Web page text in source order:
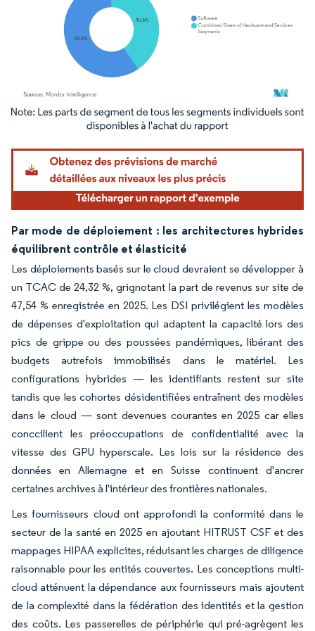
Image © Mordor Intelligence. La réutilisation nécessite une attribution sous CC BY
Par mode de déploiement : les architectures hybrides
équilibrent contrôle et élasticité
Les déploiements basés sur le cloud devraient se développer à
un TCAC de 24,32 %, grignotant la part de revenus sur site de
47,54 % enregistrée en 2025. Les DSI privilégient les modèles
de dépenses d'exploitation qui adaptent la capacité lors des
pics de grippe ou des poussées pandémiques, libérant des
budgets autrefois immobilisés dans le matériel. Les
configurations hybrides — les identifiants restent sur site
tandis que les cohortes désidentifiées entraînent des modèles
dans le cloud — sont devenues courantes en 2025 car elles
conccilient les préoccupations de confidentialité avec la
vitesse des GPU hyperscale. Les lois sur la résidence des
données en Allemagne et en Suisse continuent d'ancrer
certaines archives à l'intérieur des frontières nationales.
Les fournisseurs cloud ont approfondi la conformité dans le
secteur de la santé en 2025 en ajoutant HITRUST CSF et des
mappages HIPAA explicites, réduisant les charges de diligence
raisonnable pour les entités couvertes. Les conceptions multi-
cloud atténuent la dépendance aux fournisseurs mais ajoutent
de la complexité dans la fédération des identités et la gestion
des coûts. Les passerelles de périphérie qui pré-agrègent les